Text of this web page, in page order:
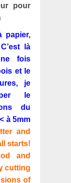
pour
papier,
là
fois
et le
je
le
du
à 5mm
and
starts!
and
cutting
of